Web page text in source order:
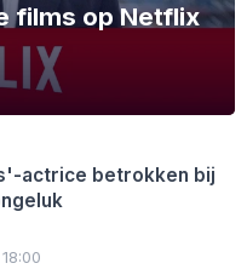
films op Netflix
actrice betrokken bij